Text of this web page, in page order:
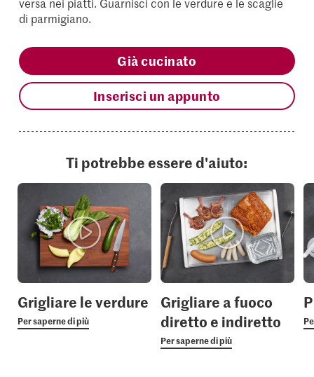
di parmigiano.
Già cucinato
Inserisci un appunto
Ti potrebbe essere d'aiuto:
Grigliare le verdure
Per saperne di più
Grigliare a fuoco
diretto e indiretto
Per saperne di più